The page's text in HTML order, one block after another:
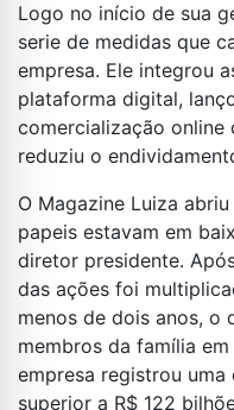
Logo no início de sua
serie de medidas que
empresa. Ele integrou
plataforma digital,
comercialização
reduziu o
O Magazine Luiza
papeis estavam em
diretor presidente.
das ações foi
menos de dois anos, o
membros da família
empresa registrou
superior a R$ 122